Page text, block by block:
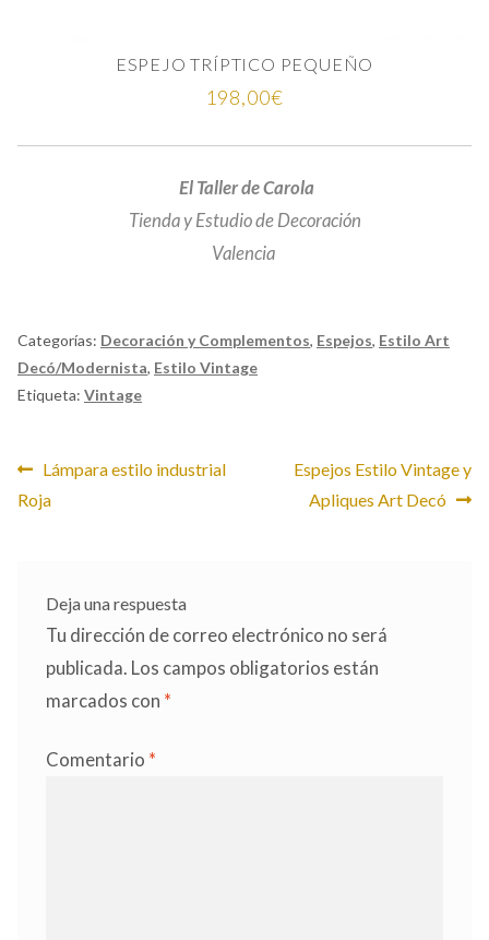
ESPEJO TRÍPTICO PEQUEÑO
198,00€
El Taller de Carola
Tienda y Estudio de Decoración
Valencia
Categorías: Decoración y Complementos, Espejos, Estilo Art
Decó/Modernista, Estilo Vintage
Etiqueta: Vintage
Navegación
de
Anterior:
Lámpara estilo industrial
Roja
Siguiente:
Espejos Estilo Vintage y
Apliques Art Decó
Deja una respuesta
Tu dirección de correo electrónico no será
publicada. Los campos obligatorios están
marcados con *
Comentario *